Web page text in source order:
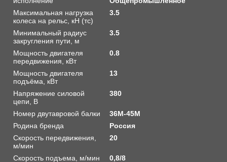
Максимальная нагрузка
колеса на рельс, кН (тс)
3.5
Минимальный радиус
закругления пути, м
3.5
Мощность двигателя
передвижения, кВт
0.8
Мощность двигателя
подъёма, кВт
13
Напряжение силовой
цепи, В
380
Номер двутавровой балки
36М-45М
Родина бренда
Россия
Скорость передвижения,
м/мин
20
Скорость подъема, м/мин
0,8/8